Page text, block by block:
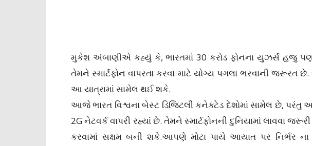
મુકેશ અંબાણીએ કહ્યું કે, ભારતમાં 30 કરોડ ફોનના યુઝર્સ હજુ પણ
તેમને સ્માર્ટફોન વાપરતા કરવા માટે યોગ્ય પગલા ભરવાની જરૂરત
આ યાત્રામાં સામેલ થઈ શકે.
આજે ભારત વિશ્વના બેસ્ટ ડિજિટલી કનેક્ટેડ દેશોમાં સામેલ છે, પરંતુ
2G નેટવર્ક વાપરી રહ્યાં છે. તેમને સ્માર્ટફોનની દુનિયામાં લાવવા
કરવામાં સક્ષમ બની શકે.આપણે મોટા પાયે આયાત પર નિર્ભર ના